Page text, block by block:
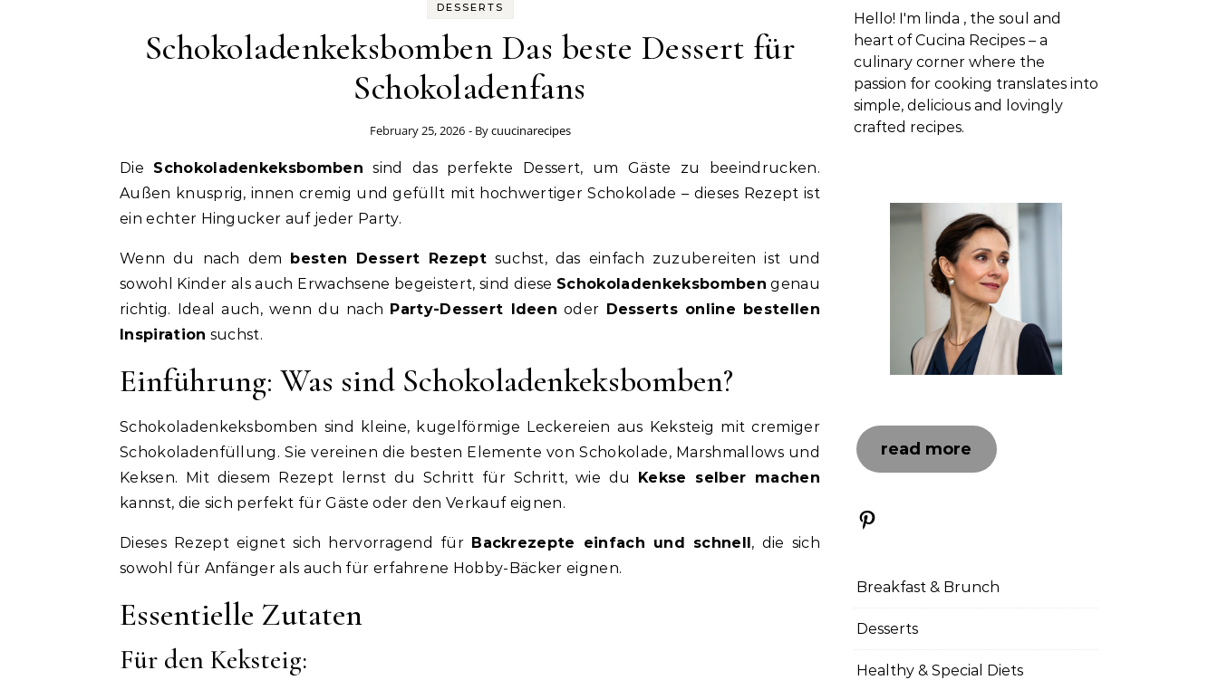
DESSERTS
Schokoladenkeksbomben Das beste Dessert für
Schokoladenfans
February 25, 2026 - Bycuucinarecipes
Die Schokoladenkeksbomben sind das perfekte Dessert, um Gäste zu beeindrucken.
Außen knusprig, innen cremig und gefüllt mit hochwertiger Schokolade – dieses Rezept ist
ein echter Hingucker auf jeder Party.
Wenn du nach dem besten Dessert Rezept suchst, das einfach zuzubereiten ist und
sowohl Kinder als auch Erwachsene begeistert, sind diese Schokoladenkeksbomben genau
richtig. Ideal auch, wenn du nach Party-Dessert Ideen oder Desserts online bestellen
Inspiration suchst.
Einführung: Was sind Schokoladenkeksbomben?
Schokoladenkeksbomben sind kleine, kugelförmige Leckereien aus Keksteig mit cremiger
Schokoladenfüllung. Sie vereinen die besten Elemente von Schokolade, Marshmallows und
Keksen. Mit diesem Rezept lernst du Schritt für Schritt, wie du
Kekse selber machen
kannst, die sich perfekt für Gäste oder den Verkauf eignen.
Dieses Rezept eignet sich hervorragend für Backrezepte einfach und schnell , die sich
sowohl für Anfänger als auch für erfahrene Hobby-Bäcker eignen.
Essentielle Zutaten
Für den Keksteig:
Hello! I'm linda , the soul and
heart of Cucina Recipes – a
culinary corner where the
passion for cooking translates into
simple, delicious and lovingly
crafted recipes.
read more
Pinterest
Breakfast & Brunch
Desserts
Healthy & Special Diets